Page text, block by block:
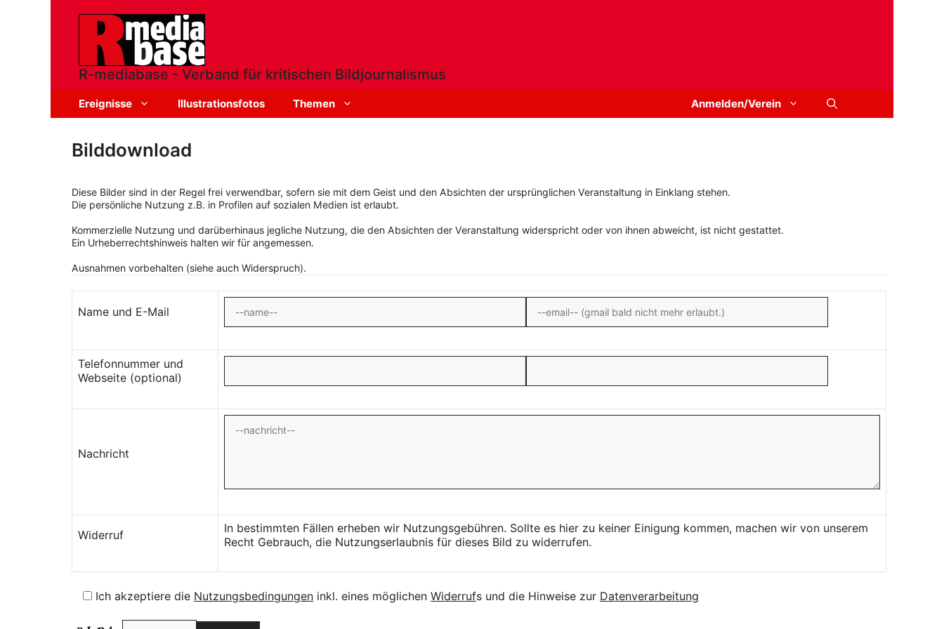
R-mediabase - Verband für kritischen Bildjournalismus
Ereignisse Illustrationsfotos Themen Anmelden/Verein
Bilddownload
Diese Bilder sind in der Regel frei verwendbar, sofern sie mit dem Geist und den Absichten der ursprünglichen Veranstaltung in Einklang stehen.
Die persönliche Nutzung z.B. in Profilen auf sozialen Medien ist erlaubt.
Kommerzielle Nutzung und darüberhinaus jegliche Nutzung, die den Absichten der Veranstaltung widerspricht oder von ihnen abweicht, ist nicht gestattet.
Ein Urheberrechtshinweis halten wir für angemessen.
Ausnahmen vorbehalten (siehe auch Widerspruch).
Name und E-Mail
Telefonnummer und
Webseite (optional)
Nachricht
Widerruf
In bestimmten Fällen erheben wir Nutzungsgebühren. Sollte es hier zu keiner Einigung kommen, machen wir von unserem
Recht Gebrauch, die Nutzungserlaubnis für dieses Bild zu widerrufen.
Ich akzeptiere die Nutzungsbedingungen inkl. eines möglichen Widerrufs und die Hinweise zur Datenverarbeitung